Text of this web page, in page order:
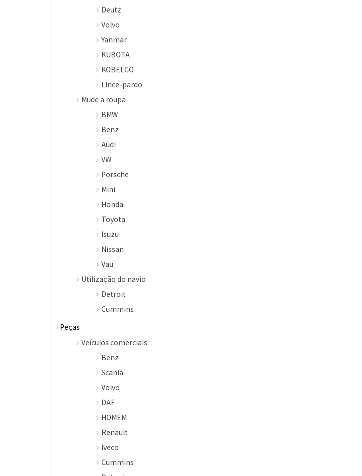
Deutz
Volvo
Yanmar
KUBOTA
KOBELCO
Lince-pardo
Mude a roupa
BMW
Benz
Audi
VW
Porsche
Mini
Honda
Toyota
Isuzu
Nissan
Vau
Utilização do navio
Detroit
Cummins
Peças
Veículos comerciais
Benz
Scania
Volvo
DAF
HOMEM
Renault
Iveco
Cummins